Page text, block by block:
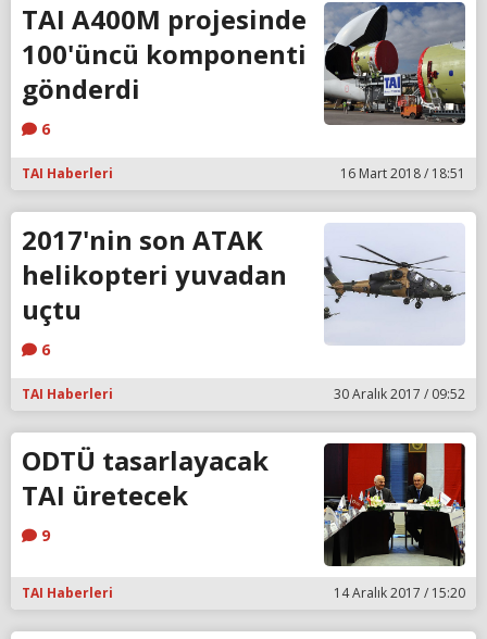
TAI A400M projesinde
100'üncü komponenti
gönderdi
6
TAI Haberleri 16 Mart 2018 / 18:51
2017'nin son ATAK
helikopteri yuvadan
uçtu
6
TAI Haberleri 30 Aralık 2017 / 09:52
ODTÜ tasarlayacak
TAI üretecek
9
TAI Haberleri 14 Aralık 2017 / 15:20